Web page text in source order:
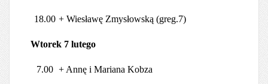
18.00 + Wiesławę Zmysłowską (greg.7)
Wtorek 7 lutego
7.00 + Annę i Mariana Kobza